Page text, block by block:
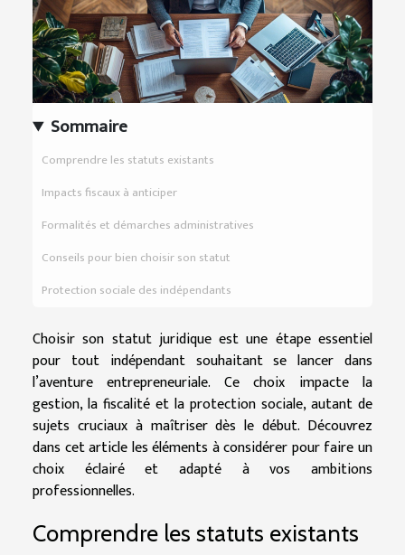
Sommaire
Comprendre les statuts existants
Impacts fiscaux à anticiper
Formalités et démarches administratives
Conseils pour bien choisir son statut
Protection sociale des indépendants
Choisir son statut juridique est une étape essentiel
pour tout indépendant souhaitant se lancer dans
l’aventure entrepreneuriale. Ce choix impacte la
gestion, la fiscalité et la protection sociale, autant de
sujets cruciaux à maîtriser dès le début. Découvrez
dans cet article les éléments à considérer pour faire un
choix éclairé et adapté à vos ambitions
professionnelles.
Comprendre les statuts existants